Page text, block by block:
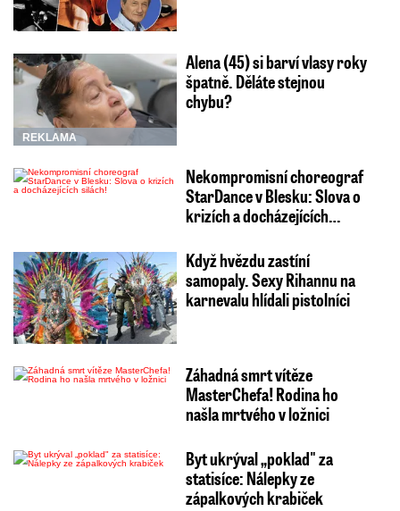
REKLAMA
Alena (45) si barví vlasy roky
špatně. Děláte stejnou
chybu?
Nekompromisní choreograf
StarDance v Blesku: Slova o
krizích a docházejících…
Když hvězdu zastíní
samopaly. Sexy Rihannu na
karnevalu hlídali pistolníci
Záhadná smrt vítěze
MasterChefa! Rodina ho
našla mrtvého v ložnici
Byt ukrýval „poklad" za
statisíce: Nálepky ze
zápalkových krabiček